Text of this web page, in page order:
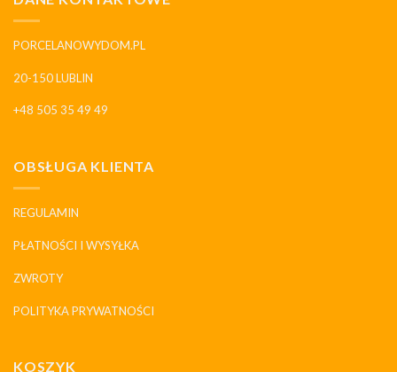
PORCELANOWYDOM.PL
20-150 LUBLIN
+48 505 35 49 49
OBSŁUGA KLIENTA
REGULAMIN
PŁATNOŚCI I WYSYŁKA
ZWROTY
POLITYKA PRYWATNOŚCI
KOSZYK